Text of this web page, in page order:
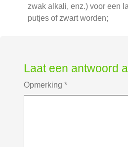
zwak alkali, enz.) voor een
putjes of zwart worden;
Laat een antwoord
Opmerking *